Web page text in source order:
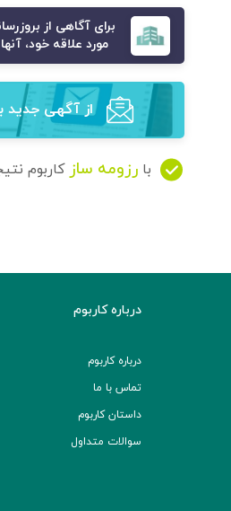
برای آگاهی از
مورد علاقه خود،
از آگهی‌ جدید
با رزومه ساز کاربوم
درباره کاربوم
درباره کاربوم
تماس با ما
داستان کاربوم
سوالات متداول